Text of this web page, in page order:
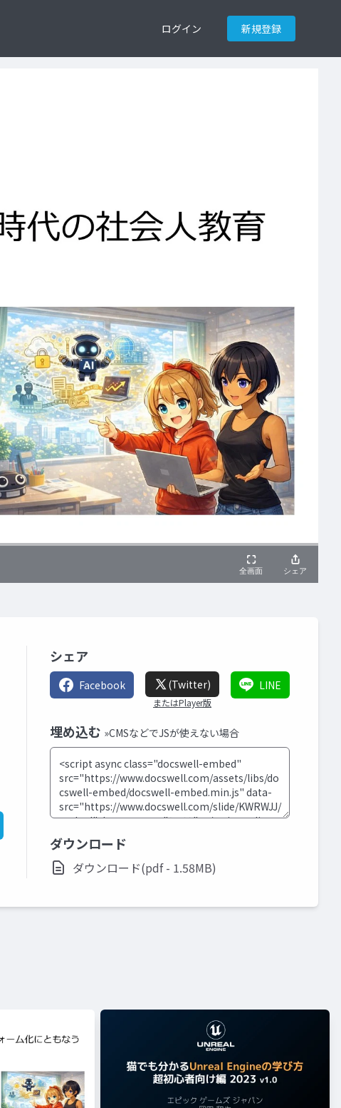
ログイン 新規登録
シェア
Facebook (Twitter)
またはPlayer版
LINE
埋め込む »CMSなどでJSが使えない場合
ダウンロード
ダウンロード(pdf - 1.58MB)